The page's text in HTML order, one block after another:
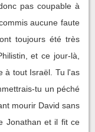
pas coupable à
aucune faute
toujours été très
et ce jour-là,
à tout Israël. Tu l'as
tu un péché
mourir David sans
Jonathan et il fit ce